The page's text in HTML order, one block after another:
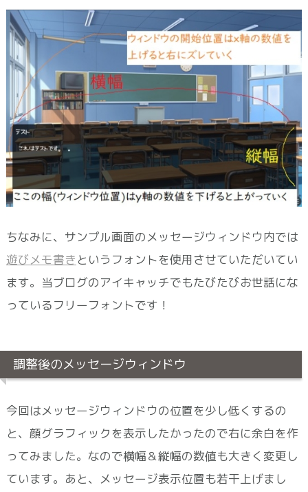
ちなみに、サンプル画面のメッセージウィンドウ内では
遊びメモ書き というフォントを使用させていただいてい
ます。当ブログのアイキャッチでもたびたびお世話にな
っているフリーフォントです！
調整後のメッセージウィンドウ
今回はメッセージウィンドウの位置を少し低くするの
と、顔グラフィックを表示したかったので右に余白を作
ってみました。なので横幅＆縦幅の数値も大きく変更し
ています。あと、メッセージ表示位置も若干上げまし